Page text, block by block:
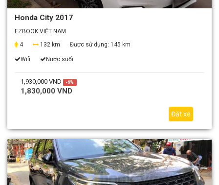
Honda City 2017
EZBOOK VIỆT NAM
4
132 km Được sử dụng: 145 km
Wifi Nước suối
1,930,000 VND -6%
1,830,000 VND
Đặt xe